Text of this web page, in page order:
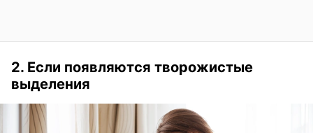
2. Если появляются творожистые
выделения